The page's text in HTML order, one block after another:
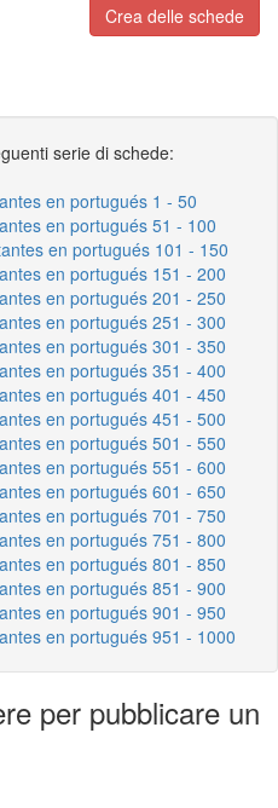
Crea delle schede
serie di schede:
en portugués 1 - 50
en portugués 51 - 100
en portugués 101 - 150
en portugués 151 - 200
en portugués 201 - 250
en portugués 251 - 300
en portugués 301 - 350
en portugués 351 - 400
en portugués 401 - 450
en portugués 451 - 500
en portugués 501 - 550
en portugués 551 - 600
en portugués 601 - 650
en portugués 701 - 750
en portugués 751 - 800
en portugués 801 - 850
en portugués 851 - 900
en portugués 901 - 950
en portugués 951 - 1000
per pubblicare un